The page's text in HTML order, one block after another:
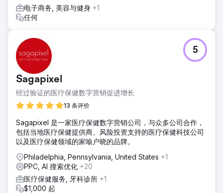
电子商务, 美容与健身 +1
任何
Sagapixel
经过验证的医疗保健数字营销促进增长
13 条评价
5
Sagapixel 是一家医疗保健数字营销公司，与众多公司合作，
包括当地医疗保健提供商、风险投资支持的医疗保健科技公司
以及医疗保健领域的家喻户晓的品牌。
Philadelphia, Pennsylvania, United States +1
PPC, AI 搜索优化 +20
医疗保健服务, 牙科诊所 +1
$1,000 起